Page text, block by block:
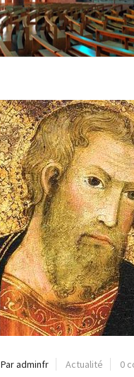
Par adminfr Actualité 0